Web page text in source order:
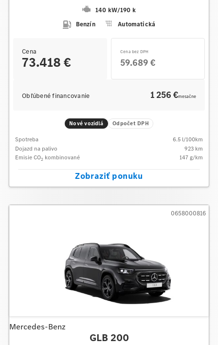
140 kW/190 k
Benzín
Automatická
Cena
73.418 €
Cena bez DPH
59.689 €
Obľúbené financovanie 1 256 €mesačne
Nové vozidlá Odpočet DPH
Spotreba 6.5 l/100km
Dojazd na palivo
923 km
Emisie CO2 kombinované 147 g/km
Zobraziť ponuku
Mercedes-Benz
GLB 200
0658000816